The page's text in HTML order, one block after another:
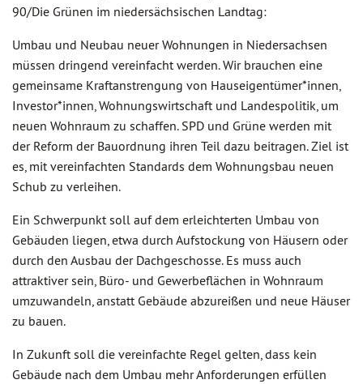
90/Die Grünen im niedersächsischen Landtag:
Umbau und Neubau neuer Wohnungen in Niedersachsen
müssen dringend vereinfacht werden. Wir brauchen eine
gemeinsame Kraftanstrengung von Hauseigentümer*innen,
Investor*innen, Wohnungswirtschaft und Landespolitik, um
neuen Wohnraum zu schaffen. SPD und Grüne werden mit
der Reform der Bauordnung ihren Teil dazu beitragen. Ziel ist
es, mit vereinfachten Standards dem Wohnungsbau neuen
Schub zu verleihen.
Ein Schwerpunkt soll auf dem erleichterten Umbau von
Gebäuden liegen, etwa durch Aufstockung von Häusern oder
durch den Ausbau der Dachgeschosse. Es muss auch
attraktiver sein, Büro- und Gewerbeflächen in Wohnraum
umzuwandeln, anstatt Gebäude abzureißen und neue Häuser
zu bauen.
In Zukunft soll die vereinfachte Regel gelten, dass kein
Gebäude nach dem Umbau mehr Anforderungen erfüllen